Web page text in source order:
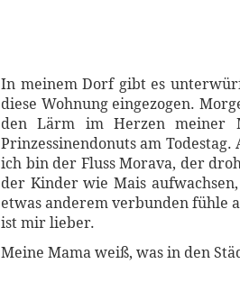
In meinem Dorf gibt es
diese Wohnung eingezogen.
den Lärm im Herzen meiner
Prinzessinendonuts am
ich bin der Fluss Morava, der
der Kinder wie Mais
etwas anderem verbunden fühle
ist mir lieber.
Meine Mama weiß, was in den